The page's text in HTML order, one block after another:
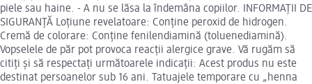
piele sau haine. - A nu se lăsa la îndemâna copiilor. INFORMAȚII DE
SIGURANȚĂ Loțiune revelatoare: Conține peroxid de hidrogen.
Cremă de colorare: Conține fenilendiamină (toluenediamină).
Vopselele de păr pot provoca reacții alergice grave. Vă rugăm să
citiți și să respectați următoarele indicații: Acest produs nu este
destinat persoanelor sub 16 ani. Tatuajele temporare cu „henna